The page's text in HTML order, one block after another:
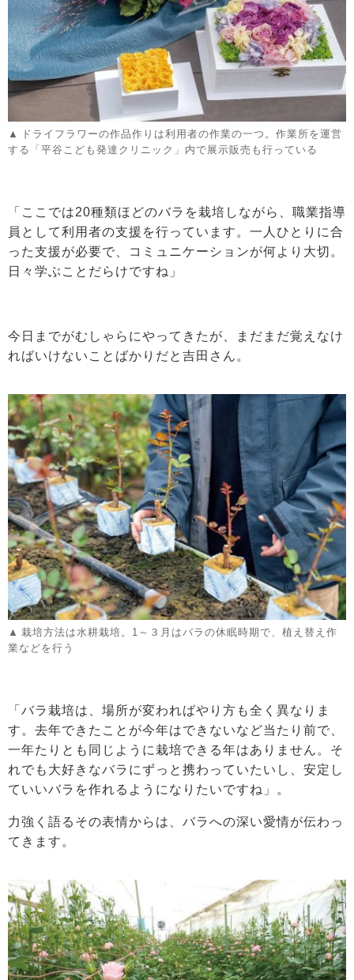
ドライフラワーの作品作りは利用者の作業の一つ。作業所を運営
する「平谷こども発達クリニック」内で展示販売も行っている
「ここでは20種類ほどのバラを栽培しながら、職業指導
員として利用者の支援を行っています。一人ひとりに合
った支援が必要で、コミュニケーションが何より大切。
日々学ぶことだらけですね」
今日までがむしゃらにやってきたが、まだまだ覚えなけ
ればいけないことばかりだと吉田さん。
栽培方法は水耕栽培。1～３月はバラの休眠時期で、植え替え作
業などを行う
「バラ栽培は、場所が変わればやり方も全く異なりま
す。去年できたことが今年はできないなど当たり前で、
一年たりとも同じように栽培できる年はありません。そ
れでも大好きなバラにずっと携わっていたいし、安定し
ていいバラを作れるようになりたいですね」。
力強く語るその表情からは、バラへの深い愛情が伝わっ
てきます。